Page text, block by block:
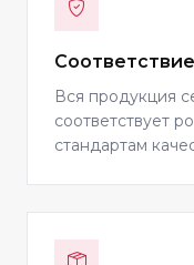
Вся продукция
соответствует
стандартам